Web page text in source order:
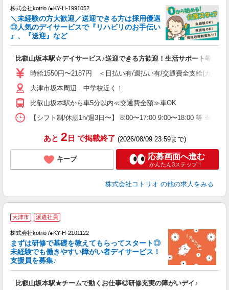
株式会社kotrio /●KY-H-1991052
＼未経験の方大歓迎／送迎できる方は採用優遇
◎人気のデイサービスで『リハビリのお手伝い
』、『送迎』など
比叡山坂本駅☆デイサービス♪送迎できる方歓迎！生活サポート等
時給1550円〜2187円 ＜日払い有/週払い有/交通費全支給(ガソリ
大津市坂本周辺｜中学校近く！
比叡山坂本駅から車5分以内≪交通費全額≫車OK
【シフト制/休憩1h/週3日〜】 8:00〜17:00 9:00〜18:00 等 ※残業
あと 2 日 で掲載終了 (2026/08/09 23:59まで)
キープ 応募画面へ進む
かんたん3ステップ！
株式会社コトリオ の他の求人をみる
大津市 派遣社員
株式会社kotrio /●KY-H-2101122
まずは研修で基礎を教えてもらってスタート◎
未経験でも働きやすい障がい者デイサービス！
支援員を募集♪
比叡山坂本駅★チームで動くお仕事◎研修充実の障がいデイ♪